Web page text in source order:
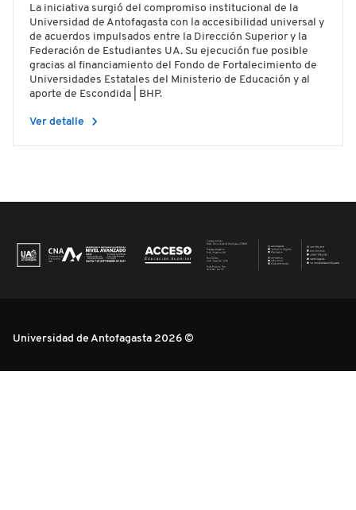
La iniciativa surgió del compromiso institucional de la
Universidad de Antofagasta con la accesibilidad universal y
de acuerdos impulsados entre la Dirección Superior y la
Federación de Estudiantes UA. Su ejecución fue posible
gracias al financiamiento del Fondo de Fortalecimiento de
Universidades Estatales del Ministerio de Educación y al
aporte de Escondida | BHP.
Ver detalle chevron_right
Universidad de Antofagasta 2026 ©